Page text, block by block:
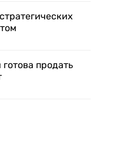
продать